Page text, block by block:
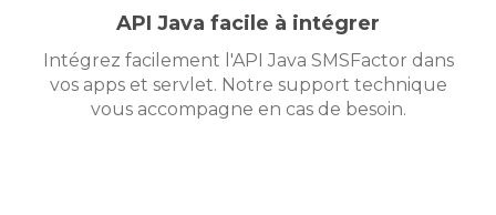
API Java facile à intégrer
Intégrez facilement l'API Java SMSFactor dans
vos apps et servlet. Notre support technique
vous accompagne en cas de besoin.